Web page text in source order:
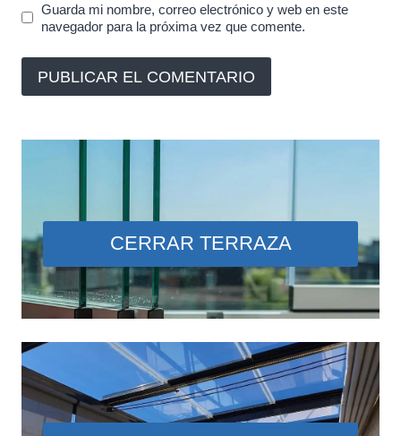
Guarda mi nombre, correo electrónico y web en este
navegador para la próxima vez que comente.
CERRAR TERRAZA